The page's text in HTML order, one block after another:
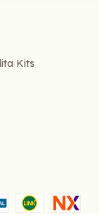
Kits